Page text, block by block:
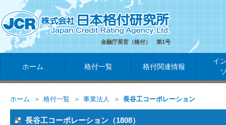
金融庁長官（格付） 第1号
ホーム 格付一覧 格付関連情報
イ
ホーム 格付一覧 事業法人 長谷工コーポレーション
長谷工コーポレーション（1808）